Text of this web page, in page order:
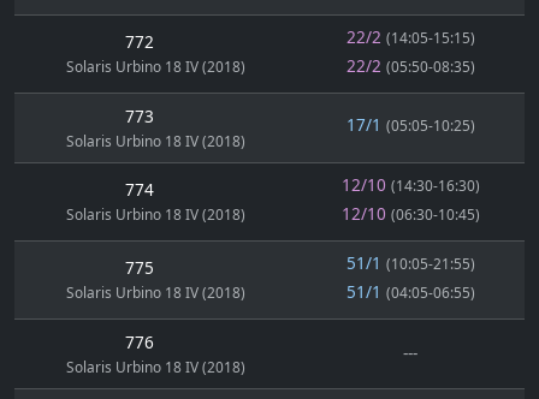
772
Solaris Urbino 18 IV (2018)
22/2 (14:05-15:15)
22/2 (05:50-08:35)
773
Solaris Urbino 18 IV (2018)
17/1 (05:05-10:25)
774
Solaris Urbino 18 IV (2018)
12/10 (14:30-16:30)
12/10 (06:30-10:45)
775
Solaris Urbino 18 IV (2018)
51/1 (10:05-21:55)
51/1 (04:05-06:55)
776
Solaris Urbino 18 IV (2018)
---